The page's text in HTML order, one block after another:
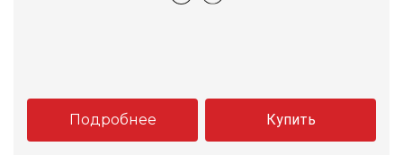
Подробнее Купить